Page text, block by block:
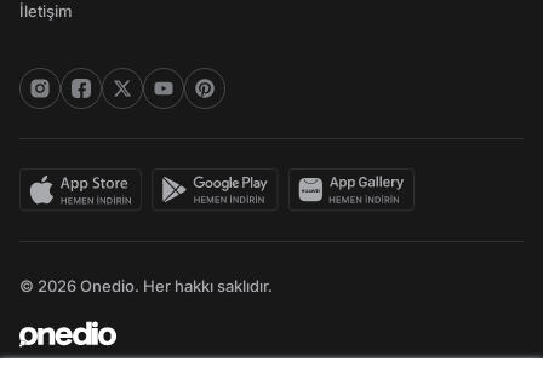
İletişim
© 2026 Onedio. Her hakkı saklıdır.